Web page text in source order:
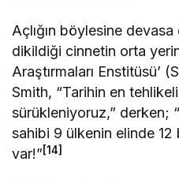
Açlığın böylesine devasa
dikildiği cinnetin orta
Araştırmaları Enstitüsü’
Smith, “Tarihin en
sürükleniyoruz,” derken;
sahibi 9 ülkenin elinde 12
var!”[14]